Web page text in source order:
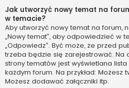
Jak utworzyć nowy temat na
w temacie?
Aby utworzyć nowy temat na forum,
„Nowy temat”, aby odpowiedzieć w
„Odpowiedz”. Być może, że przed
trzeba będzie się zarejestrować. Na
strony tematów jest wyświetlana
każdym forum. Na przykład: Możesz
Możesz dodawać załączniki itp.